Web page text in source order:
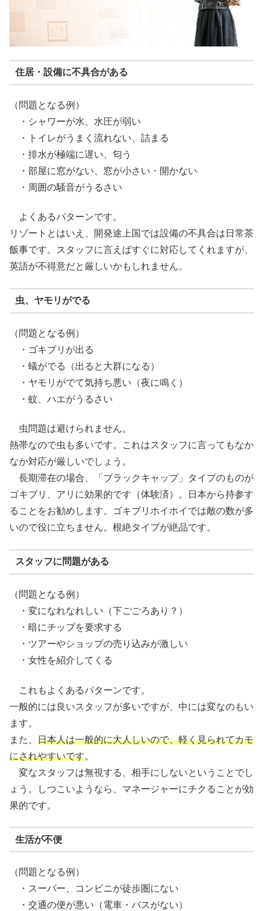
住居・設備に不具合がある
（問題となる例）
・シャワーが水、水圧が弱い
・トイレがうまく流れない、詰まる
・排水が極端に遅い、匂う
・部屋に窓がない、窓が小さい・開かない
・周囲の騒音がうるさい
よくあるパターンです。
リゾートとはいえ、開発途上国では設備の不具合は日常茶
飯事です。スタッフに言えばすぐに対応してくれますが、
英語が不得意だと厳しいかもしれません。
虫、ヤモリがでる
（問題となる例）
・ゴキブリが出る
・蟻がでる（出ると大群になる）
・ヤモリがでて気持ち悪い（夜に鳴く）
・蚊、ハエがうるさい
虫問題は避けられません。
熱帯なので虫も多いです。これはスタッフに言ってもなか
なか対応が厳しいでしょう。
長期滞在の場合、「ブラックキャップ」タイプのものが
ゴキブリ、アリに効果的です（体験済）。日本から持参す
ることをお勧めします。ゴキブリホイホイでは敵の数が多
いので役に立ちません。根絶タイプが絶品です。
スタッフに問題がある
（問題となる例）
・変になれなれしい（下ごごろあり？）
・暗にチップを要求する
・ツアーやショップの売り込みが激しい
・女性を紹介してくる
これもよくあるパターンです。
一般的には良いスタッフが多いですが、中には変なのもい
ます。
また、 日本人は一般的に大人しいので、軽く見られてカモ
にされやすいです。
変なスタッフは無視する、相手にしないということでし
ょう。しつこいようなら、マネージャーにチクることが効
果的です。
生活が不便
（問題となる例）
・スーパー、コンビニが徒歩圏にない
・交通の便が悪い（電車・バスがない）